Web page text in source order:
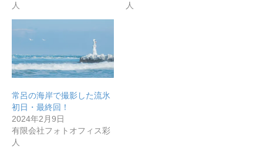
人
人
常呂の海岸で撮影した流氷
初日・最終回！
2024年2月9日
有限会社フォトオフィス彩
人